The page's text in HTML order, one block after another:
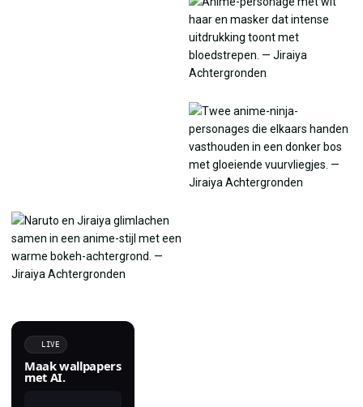
LIVE
Maak wallpapers
met AI.